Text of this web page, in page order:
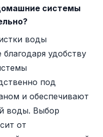
системы
воды
благодаря удобству
под
и обеспечивают
воды. Выбор
от